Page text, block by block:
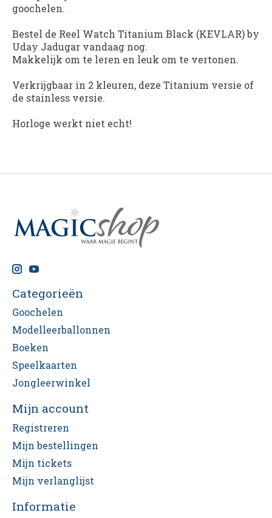
goochelen.
Bestel de Reel Watch Titanium Black (KEVLAR) by
Uday Jadugar vandaag nog.
Makkelijk om te leren en leuk om te vertonen.
Verkrijgbaar in 2 kleuren, deze Titanium versie of
de stainless versie.
Horloge werkt niet echt!
Categorieën
Goochelen
Modelleerballonnen
Boeken
Speelkaarten
Jongleerwinkel
Mijn account
Registreren
Mijn bestellingen
Mijn tickets
Mijn verlanglijst
Informatie